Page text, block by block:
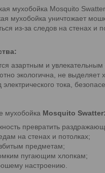
мухобойка Mosquito
мухобойка уничтожает
из-за следов на стенах и
азартным и
экологична, не выделяет
электрического тока,
мухобойка Mosquito Swatter:
превратить
на стенах и потолках;
предметам;
пугающим хлопкам;
настроению.